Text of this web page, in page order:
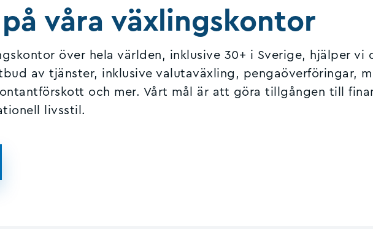
våra växlingskontor
över hela världen, inklusive 30+ i Sverige, hjälper vi
av tjänster, inklusive valutaväxling, pengaöverföringar,
och mer. Vårt mål är att göra tillgången till
livsstil.